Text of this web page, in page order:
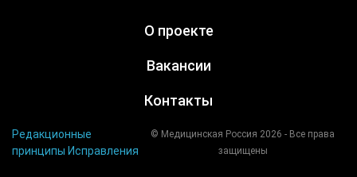
О проекте
Вакансии
Контакты
Редакционные
принципы Исправления
© Медицинская Россия 2026 - Все права
защищены